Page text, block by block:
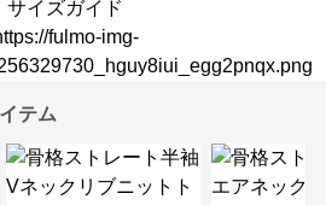
テム